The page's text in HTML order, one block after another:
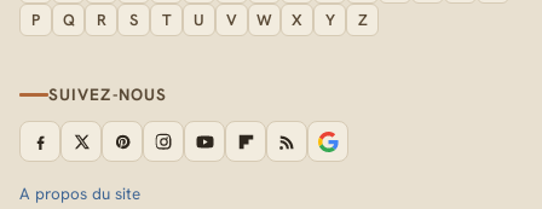
P
Q R S T U V W X Y Z
SUIVEZ-NOUS
A propos du site